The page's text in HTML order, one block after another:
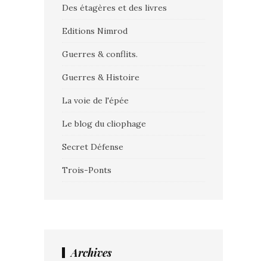
Des étagères et des livres
Editions Nimrod
Guerres & conflits.
Guerres & Histoire
La voie de l'épée
Le blog du cliophage
Secret Défense
Trois-Ponts
Archives